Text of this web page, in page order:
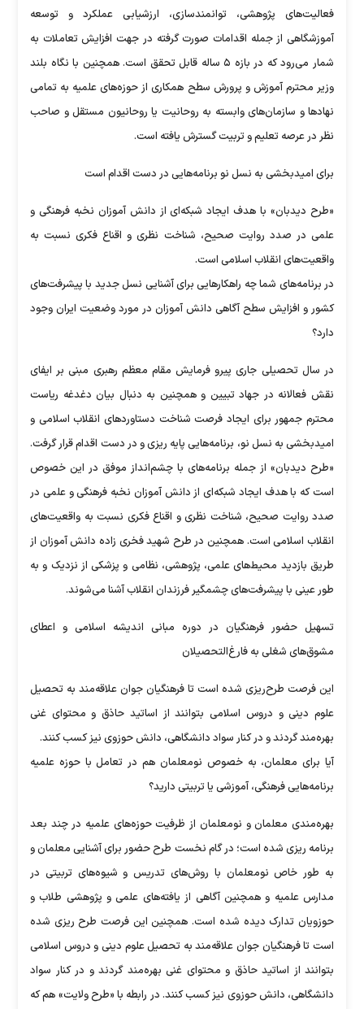
فعالیت‌های پژوهشی، توانمندسازی، ارزشیابی عملکرد و توسعه
آموزشگاهی از جمله اقدامات صورت گرفته در جهت افزایش تعاملات به
شمار می‌رود که در بازه ۵ ساله قابل تحقق است. همچنین با نگاه بلند
وزیر محترم آموزش و پرورش سطح همکاری از حوزه‌های علمیه به تمامی
نهاد‌ها و سازمان‌های وابسته به روحانیت یا روحانیون مستقل و صاحب
نظر در عرصه تعلیم و تربیت گسترش یافته است.
برای امیدبخشی به نسل نو برنامه‌هایی در دست اقدام است
«طرح دیدبان» با هدف ایجاد شبکه‌ای از دانش آموزان نخبه فرهنگی و
علمی در صدد روایت صحیح، شناخت نظری و اقناع فکری نسبت به
واقعیت‌های انقلاب اسلامی است.
در برنامه‌های شما چه راهکار‌هایی برای آشنایی نسل جدید با پیشرفت‌های
کشور و افزایش سطح آگاهی دانش آموزان در مورد وضعیت ایران وجود
دارد؟
در سال تحصیلی جاری پیرو فرمایش مقام معظم رهبری مبنی بر ایفای
نقش فعالانه در جهاد تبیین و همچنین به دنبال بیان دغدغه ریاست
محترم جمهور برای ایجاد فرصت شناخت دستاورد‌های انقلاب اسلامی و
امیدبخشی به نسل نو، برنامه‌هایی پایه ریزی و در دست اقدام قرار گرفت.
«طرح دیدبان» از جمله برنامه‌های با چشم‌انداز موفق در این خصوص
است که با هدف ایجاد شبکه‌ای از دانش آموزان نخبه فرهنگی و علمی در
صدد روایت صحیح، شناخت نظری و اقناع فکری نسبت به واقعیت‌های
انقلاب اسلامی است. همچنین در طرح شهید فخری زاده دانش آموزان از
طریق بازدید محیط‌های علمی، پژوهشی، نظامی و پزشکی از نزدیک و به
طور عینی با پیشرفت‌های چشمگیر فرزندان انقلاب آشنا می‌شوند.
تسهیل حضور فرهنگیان در دوره مبانی اندیشه اسلامی و اعطای
مشوق‌های شغلی به فارغ‌التحصیلان
این فرصت طرح‌ریزی شده است تا فرهنگیان جوان علاقه‌مند به تحصیل
علوم دینی و دروس اسلامی بتوانند از اساتید حاذق و محتوای غنی
بهره‌مند گردند و در کنار سواد دانشگاهی، دانش حوزوی نیز کسب کنند.
آیا برای معلمان، به خصوص نومعلمان هم در تعامل با حوزه علمیه
برنامه‌هایی فرهنگی، آموزشی یا تربیتی دارید؟
بهره‌مندی معلمان و نومعلمان از ظرفیت حوزه‌های علمیه در چند بعد
برنامه ریزی شده است؛ در گام نخست طرح حضور برای آشنایی معلمان و
به طور خاص نومعلمان با روش‌های تدریس و شیوه‌های تربیتی در
مدارس علمیه و همچنین آگاهی از یافته‌های علمی و پژوهشی طلاب و
حوزویان تدارک دیده شده است. همچنین این فرصت طرح ریزی شده
است تا فرهنگیان جوان علاقه‌مند به تحصیل علوم دینی و دروس اسلامی
بتوانند از اساتید حاذق و محتوای غنی بهره‌مند گردند و در کنار سواد
دانشگاهی، دانش حوزوی نیز کسب کنند. در رابطه با «طرح ولایت» هم که